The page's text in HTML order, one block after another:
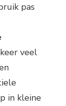
pas
veel
in kleine